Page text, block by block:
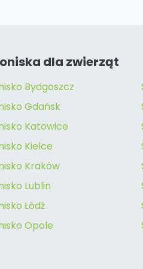
dla zwierząt
Bydgoszcz
Gdańsk
Katowice
Kielce
Kraków
Lublin
Łódź
Opole